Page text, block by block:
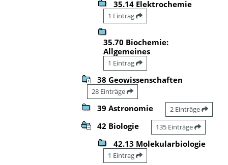
35.14 Elektrochemie
1 Eintrag
35.70 Biochemie:
Allgemeines
1 Eintrag
38 Geowissenschaften
28 Einträge
39 Astronomie 2 Einträge
42 Biologie 135 Einträge
42.13 Molekularbiologie
1 Eintrag